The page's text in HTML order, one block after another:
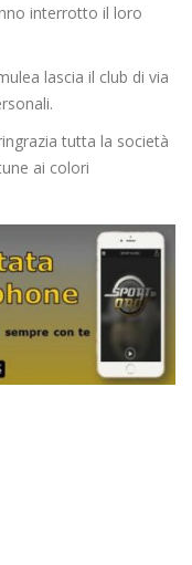
interrotto il loro
lascia il club di via
tutta la società
ai colori